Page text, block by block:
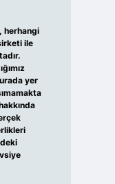
herhangi
ile
yer